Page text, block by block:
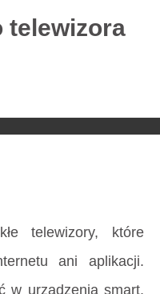
telewizora
telewizory, które
ani aplikacji.
w urządzenia smart,